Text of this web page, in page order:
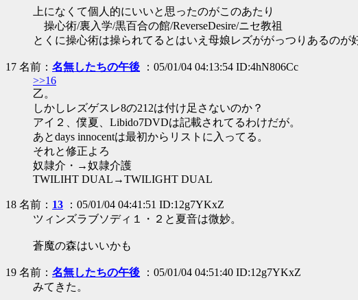
上になくて個人的にいいと思ったのがこのあたり
操心術/裏入学/黒百合の館/ReverseDesire/ニセ教祖
とくに操心術は操られてるとはいえ母娘レズががっつりあるのが
17 名前： 名無したちの午後 ：05/01/04 04:13:54 ID:4hN806Cc
>>16
乙。
しかしレズゲスレ8の212は付け足さないのか？
アイ２、僕夏、Libido7DVDは記載されてるわけだが。
あとdays innocentは最初からリストに入ってる。
それと修正よろ
奴隷介・→奴隷介護
TWILIHT DUAL→TWILIGHT DUAL
18 名前： 13 ：05/01/04 04:41:51 ID:12g7YKxZ
ツィンズラブソディ１・２と夏音は微妙。
蒼魔の森はいいかも
19 名前： 名無したちの午後 ：05/01/04 04:51:40 ID:12g7YKxZ
みてきた。